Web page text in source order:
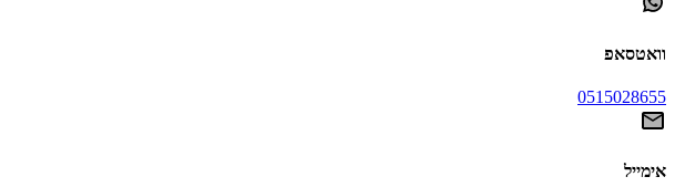
וואטסאפ
0515028655
אימייל